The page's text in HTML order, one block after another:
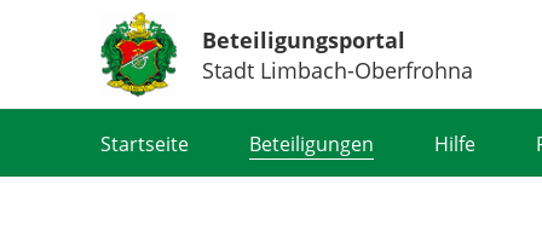
Beteiligungsportal
Stadt Limbach-Oberfrohna
Startseite Beteiligungen Hilfe